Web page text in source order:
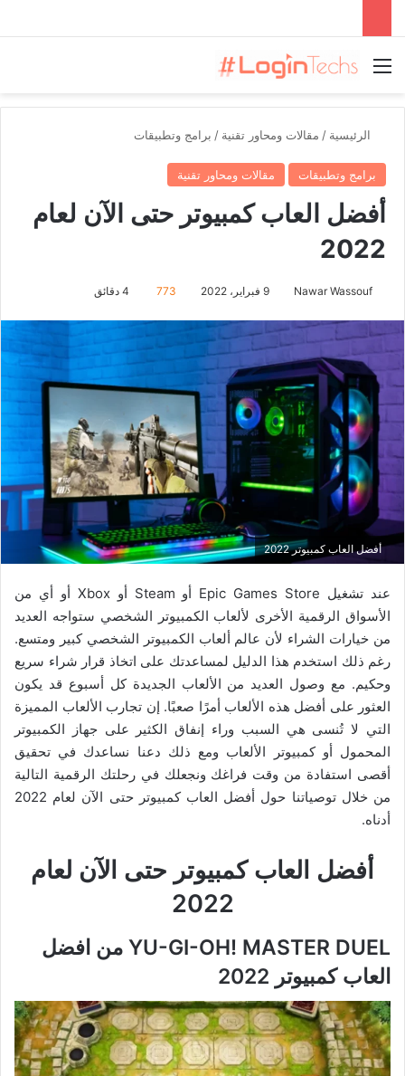
القائمة
الرئيسية / مقالات ومحاور تقنية / برامج وتطبيقات
برامج وتطبيقات مقالات ومحاور تقنية
أفضل العاب كمبيوتر حتى الآن لعام
2022
Nawar Wassouf 9 فبراير، 2022 773
أفضل العاب كمبيوتر 2022
عند تشغيل Epic Games Store أو Steam أو Xbox أو أي من
الأسواق الرقمية الأخرى لألعاب الكمبيوتر الشخصي ستواجه العديد
من خيارات الشراء لأن عالم ألعاب الكمبيوتر الشخصي كبير ومتسع.
رغم ذلك استخدم هذا الدليل لمساعدتك على اتخاذ قرار شراء سريع
وحكيم. مع وصول العديد من الألعاب الجديدة كل أسبوع قد يكون
العثور على أفضل هذه الألعاب أمرًا صعبًا. إن تجارب الألعاب المميزة
التي لا تُنسى هي السبب وراء إنفاق الكثير على جهاز الكمبيوتر
المحمول أو كمبيوتر الألعاب ومع ذلك دعنا نساعدك في تحقيق
أقصى استفادة من وقت فراغك ونجعلك في رحلتك الرقمية التالية
من خلال توصياتنا حول أفضل العاب كمبيوتر حتى الآن لعام 2022
أدناه.
أفضل العاب كمبيوتر حتى الآن لعام
2022
YU-GI-OH! MASTER DUEL من افضل
العاب كمبيوتر 2022